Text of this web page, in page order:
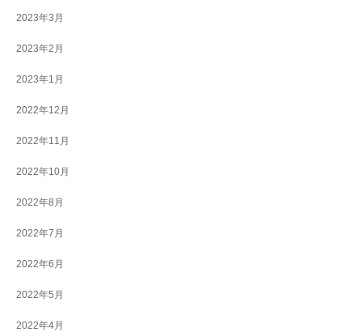
2023年3月
2023年2月
2023年1月
2022年12月
2022年11月
2022年10月
2022年8月
2022年7月
2022年6月
2022年5月
2022年4月